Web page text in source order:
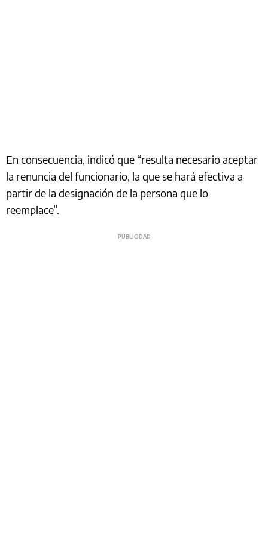
En consecuencia, indicó que “resulta necesario aceptar
la renuncia del funcionario, la que se hará efectiva a
partir de la designación de la persona que lo
reemplace”.